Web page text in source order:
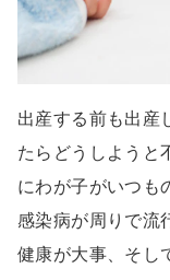
出産する前も出産
たらどうしようと
にわが子がいつも
感染病が周りで流
健康が大事、そし